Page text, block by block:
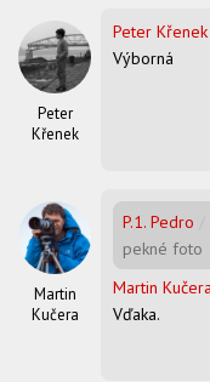
Peter
Křenek
Peter Křenek
Výborná
Martin
Kučera
P.1. Pedro
pekné foto
Martin Kučera
Vďaka.